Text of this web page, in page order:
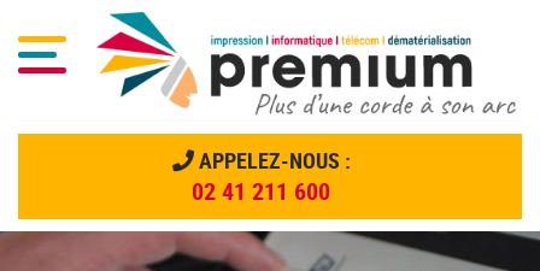
APPELEZ-NOUS :
02 41 211 600
Passer
Menu principal
Menu